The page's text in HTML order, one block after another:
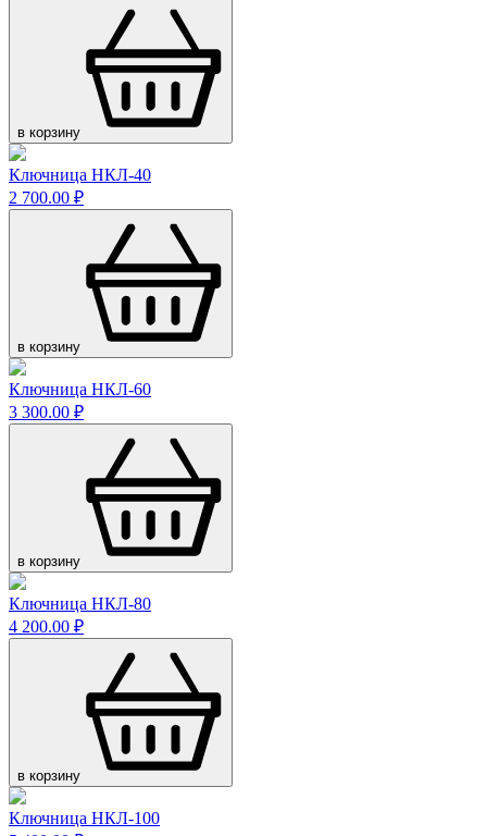
в корзину
Ключница НКЛ-40
2 700.00 ₽
в корзину
Ключница НКЛ-60
3 300.00 ₽
в корзину
Ключница НКЛ-80
4 200.00 ₽
в корзину
Ключница НКЛ-100